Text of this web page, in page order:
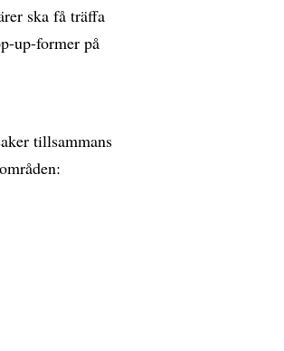
ska få träffa
up-former på
tillsammans